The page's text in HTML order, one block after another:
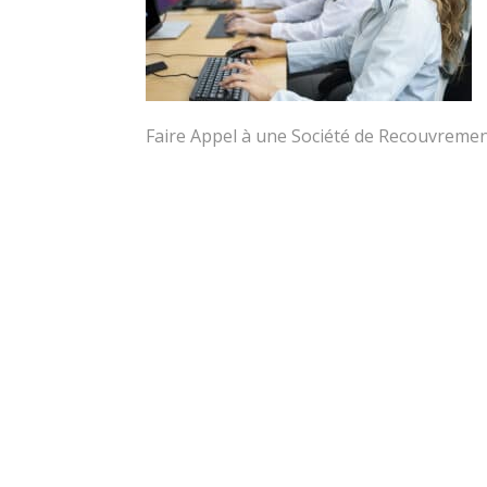
Faire Appel à une Société de